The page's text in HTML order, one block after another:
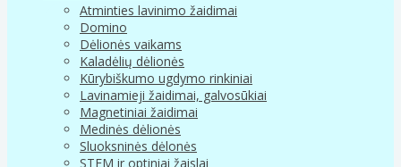
Atminties lavinimo žaidimai
Domino
Dėlionės vaikams
Kaladėlių dėlionės
Kūrybiškumo ugdymo rinkiniai
Lavinamieji žaidimai, galvosūkiai
Magnetiniai žaidimai
Medinės dėlionės
Sluoksninės dėlonės
STEM ir optiniai žaislai